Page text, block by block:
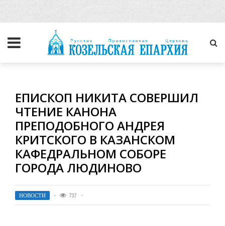
ЕПИСКОП НИКИТА СОВЕРШИЛ
ЧТЕНИЕ КАНОНА
ПРЕПОДОБНОГО АНДРЕЯ
КРИТСКОГО В КАЗАНСКОМ
КАФЕДРАЛЬНОМ СОБОРЕ
ГОРОДА ЛЮДИНОВО
НОВОСТИ 737